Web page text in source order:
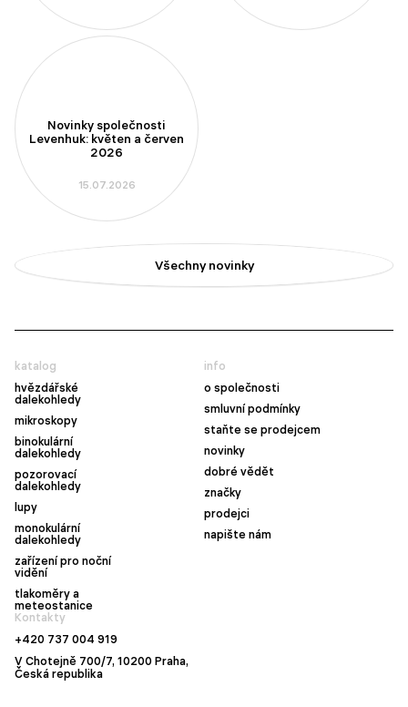
Novinky společnosti
Levenhuk: květen a červen
2026
15.07.2026
Všechny novinky
katalog
hvězdářské
dalekohledy
mikroskopy
binokulární
dalekohledy
pozorovací
dalekohledy
lupy
monokulární
dalekohledy
zařízení pro noční
vidění
tlakoměry a
meteostanice
info
o společnosti
smluvní podmínky
staňte se prodejcem
novinky
dobré vědět
značky
prodejci
napište nám
Kontakty
+420 737 004 919
V Chotejně 700/7, 10200 Praha,
Česká republika